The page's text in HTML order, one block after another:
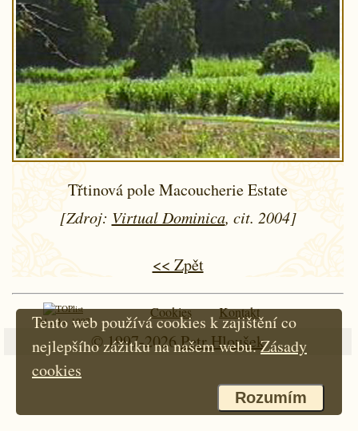
Třtinová pole Macoucherie Estate
[Zdroj: Virtual Dominica, cit. 2004]
<< Zpět
Od roku 1997
Cookies Kontakt
© 1997-2026 Petr Hloušek
Tento web používá cookies k zajištění co
nejlepšího zážitku na našem webu.Zásady
cookies
Rozumím